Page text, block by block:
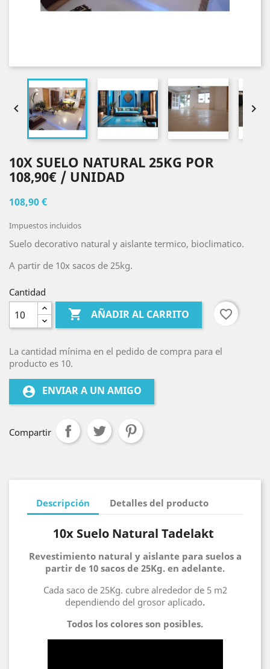
 
10X SUELO NATURAL 25KG POR
108,90€ / UNIDAD
108,90 €
Impuestos incluidos
Suelo decorativo natural y aislante termico, bioclimatico.
A partir de 10x sacos de 25kg.
Cantidad
 AÑADIR AL CARRITO favorite_border
La cantidad mínima en el pedido de compra para el
producto es 10.
account_circle ENVIAR A UN AMIGO
Compartir
Descripción Detalles del producto
10x Suelo Natural Tadelakt
Revestimiento natural y aislante para suelos a
partir de 10 sacos de 25Kg. en adelante.
Cada saco de 25Kg. cubre alrededor de 5 m2
dependiendo del grosor aplicado.
Todos los colores son posibles.